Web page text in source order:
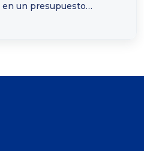
un presupuesto